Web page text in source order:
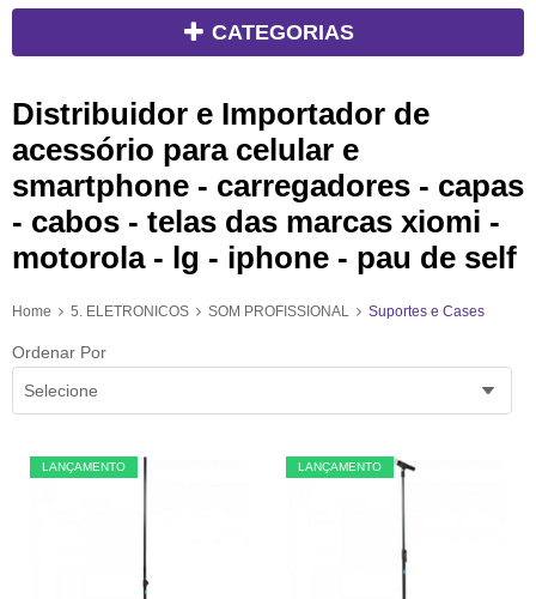
CATEGORIAS
Distribuidor e Importador de
acessório para celular e
smartphone - carregadores - capas
- cabos - telas das marcas xiomi -
motorola - lg - iphone - pau de self
Home 5. ELETRONICOS SOM PROFISSIONAL Suportes e Cases
Ordenar Por
Selecione
LANÇAMENTO LANÇAMENTO